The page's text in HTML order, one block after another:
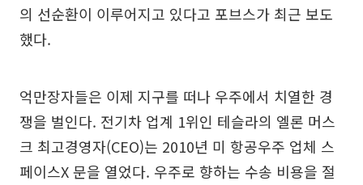
의 선순환이 이루어지고 있다고 포브스가 최근 보도
했다.
억만장자들은 이제 지구를 떠나 우주에서 치열한 경
쟁을 벌인다. 전기차 업계 1위인 테슬라의 엘론 머스
크 최고경영자(CEO)는 2010년 미 항공우주 업체 스
페이스X 문을 열었다. 우주로 향하는 수송 비용을 절